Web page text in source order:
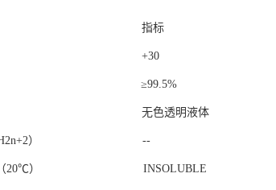
指标
色度 +30
GC ≥99.5%
无色透明
CnH2n+2） --
性（20℃） INSOLUBLE